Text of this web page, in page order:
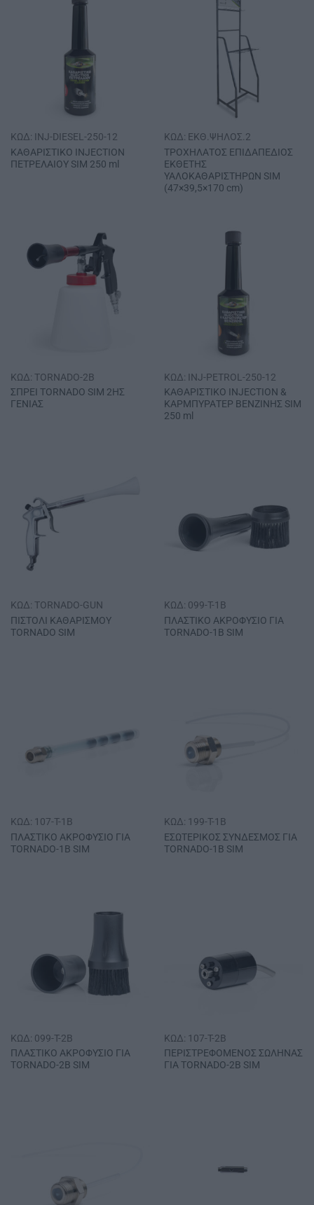
ΚΩΔ: INJ-DIESEL-250-12
ΚΑΘΑΡΙΣΤΙΚΟ ΙΝJΕCΤΙΟΝ
ΠΕΤΡΕΛΑΙΟΥ SΙΜ 250 ml
ΚΩΔ: EKΘ.ΨHΛOΣ.2
ΤΡΟΧΗΛΑΤΟΣ ΕΠΙΔΑΠΕΔΙΟΣ
ΕΚΘΕΤΗΣ
ΥΑΛΟΚΑΘΑΡΙΣΤΗΡΩΝ SΙΜ
(47×39,5×170 cm)
ΚΩΔ: TORNADO-2B
ΣΠΡΕΙ ΤΟRΝΑDΟ SΙΜ 2ΗΣ
ΓΕΝΙΑΣ
ΚΩΔ: INJ-PETROL-250-12
ΚΑΘΑΡΙΣΤΙΚΟ ΙΝJΕCΤΙΟΝ &
ΚΑΡΜΠΥΡΑΤΕΡ ΒΕΝΖΙΝΗΣ SΙΜ
250 ml
ΚΩΔ: TORNADO-GUN
ΠΙΣΤΟΛΙ ΚΑΘΑΡΙΣΜΟΥ
ΤΟRΝΑDΟ SΙΜ
ΚΩΔ: 099-T-1B
ΠΛΑΣΤΙΚΟ ΑΚΡΟΦΥΣΙΟ ΓΙΑ
ΤΟRΝΑDΟ-1Β SΙΜ
ΚΩΔ: 107-T-1B
ΠΛΑΣΤΙΚΟ ΑΚΡΟΦΥΣΙΟ ΓΙΑ
ΤΟRΝΑDΟ-1Β SΙΜ
ΚΩΔ: 199-T-1B
ΕΣΩΤΕΡΙΚΟΣ ΣΥΝΔΕΣΜΟΣ ΓΙΑ
ΤΟRΝΑDΟ-1Β SΙΜ
ΚΩΔ: 099-T-2B
ΠΛΑΣΤΙΚΟ ΑΚΡΟΦΥΣΙΟ ΓΙΑ
ΤΟRΝΑDΟ-2Β SΙΜ
ΚΩΔ: 107-T-2B
ΠΕΡΙΣΤΡΕΦΟΜΕΝΟΣ ΣΩΛΗΝΑΣ
ΓΙΑ ΤΟRΝΑDΟ-2Β SΙΜ